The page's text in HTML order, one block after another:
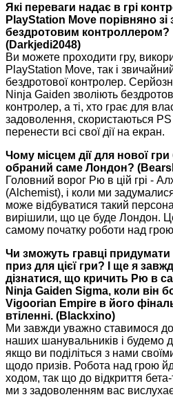
Які переваги надає в грі
PlayStation Move порівняно
бездротовим контроллером?
(Darkjedi2048)
Ви можете проходити гру,
PlayStation Move, так і
бездротової контролер.
Ninja Gaiden зволіють
контролер, а ті, хто грає для
задоволення, скористаються
перенести всі свої дії на екран.
Чому місцем дії для нової гри
обраний саме Лондон?
Головний ворог Рю в цій грі -
(Alchemist), і коли ми
може відбуватися такий
вирішили, що це буде Лондон.
самому початку роботи над
Чи зможуть гравці
приз для цієї гри? І ще я
дізнатися, що кричить Рю в
Ninja Gaiden Sigma, коли він
Vigoorian Empire в його
втіленні. (Blackxino)
Ми завжди уважно ставимося
наших шанувальників і будемо
якщо ви поділіться з нами
щодо призів. Робота над грою
ходом, так що до відкриття
ми з задоволенням вас